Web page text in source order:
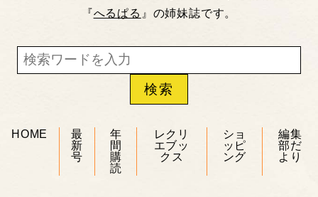
『へるぱる 』の姉妹誌です。
HOME
最
新
号
年
間
購
読
レクリ
エブッ
クス
ショ
ッピ
ング
編集
部だ
より